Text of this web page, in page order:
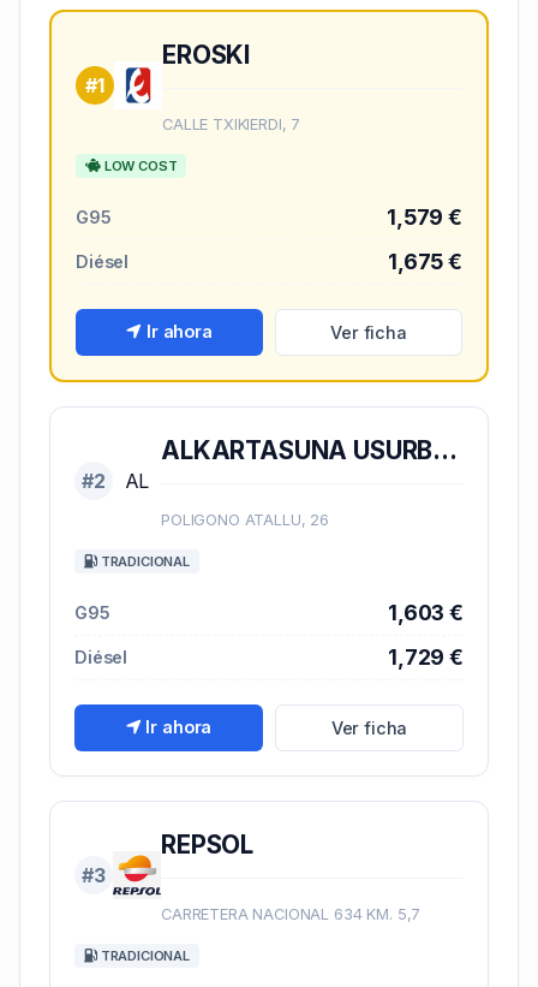
#1
EROSKI
CALLE TXIKIERDI, 7
LOW COST
G95 1,579 €
Diésel 1,675 €
Ir ahora Ver ficha
#2 AL
ALKARTASUNA USURBILGO BASERRITARREN KOOPERATIBA
POLIGONO ATALLU, 26
TRADICIONAL
G95 1,603 €
Diésel 1,729 €
Ir ahora Ver ficha
#3
REPSOL
CARRETERA NACIONAL 634 KM. 5,7
TRADICIONAL